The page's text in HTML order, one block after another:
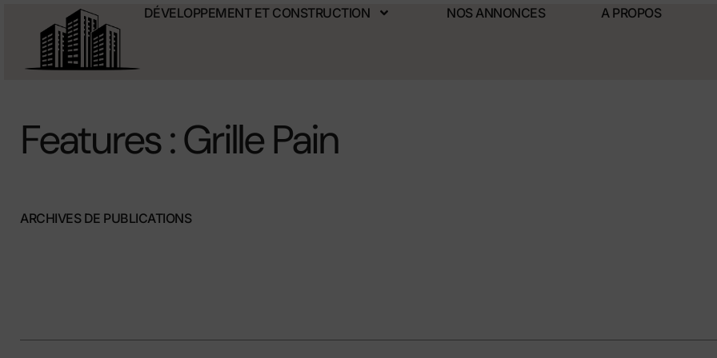
DÉVELOPPEMENT ET CONSTRUCTION NOS ANNONCES A PROPOS
Features : Grille Pain
ARCHIVES DE PUBLICATIONS